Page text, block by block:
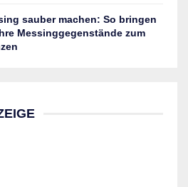
sauber machen: So bringen
Messinggegenstände zum